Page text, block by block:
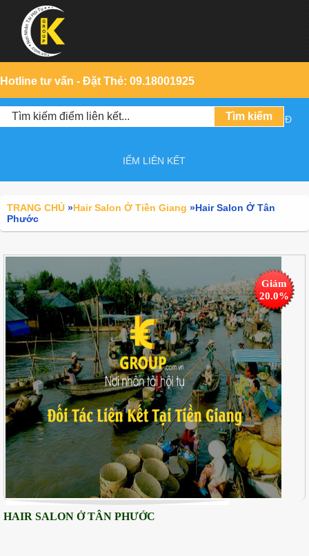
Hotline tư vấn - Đặt Thẻ: 09.18001925
Đ
IỂM LIÊN KẾT
TRANG CHỦ »Hair Salon Ở Tiền Giang »Hair Salon Ở Tân
Phước
HAIR SALON Ở TÂN PHƯỚC
Giảm
20.0%